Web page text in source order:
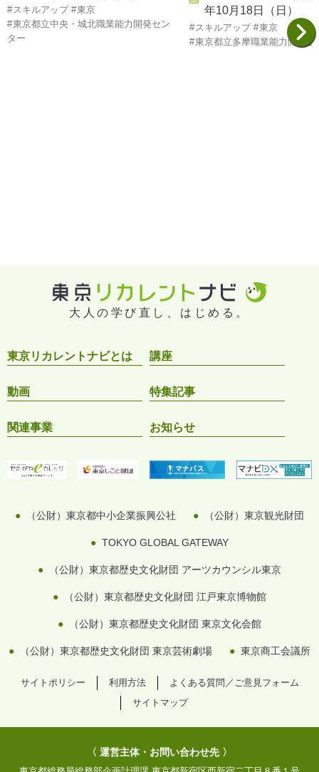
スキルアップ
東京
東京都立中央・城北職業能力開発セン
ター
年10月18日（日）
スキルアップ
東京
東京都立多摩職業能力開発セ
大人の学び直し、はじめる。
東京リカレントナビとは 講座
動画 特集記事
関連事業 お知らせ
（公財）東京都中小企業振興公社 （公財）東京観光財団
TOKYO GLOBAL GATEWAY
（公財）東京都歴史文化財団 アーツカウンシル東京
（公財）東京都歴史文化財団 江戸東京博物館
（公財）東京都歴史文化財団 東京文化会館
（公財）東京都歴史文化財団 東京芸術劇場 東京商工会議所
サイトポリシー 利用方法
よくある質問／ご意見フォーム
サイトマップ
〈 運営主体・お問い合わせ先 〉